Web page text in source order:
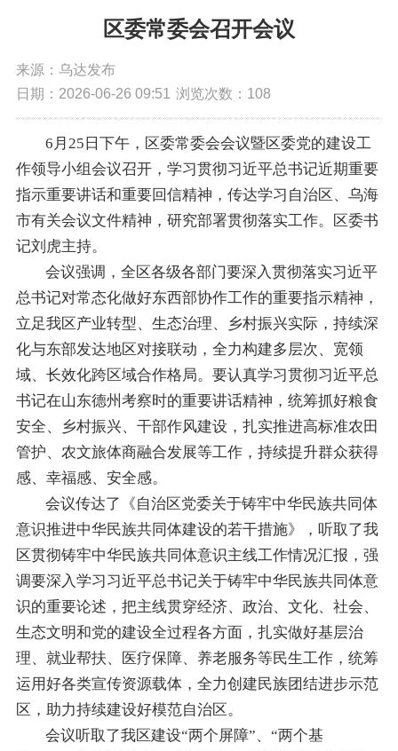
区委常委会召开会议
来源：乌达发布
日期：2026-06-26 09:51
浏览次数： 108
6月25日下午，区委常委会会议暨区委党的建设工
作领导小组会议召开，学习贯彻习近平总书记近期重要
指示重要讲话和重要回信精神，传达学习自治区、乌海
市有关会议文件精神，研究部署贯彻落实工作。区委书
记刘虎主持。
会议强调，全区各级各部门要深入贯彻落实习近平
总书记对常态化做好东西部协作工作的重要指示精神，
立足我区产业转型、生态治理、乡村振兴实际，持续深
化与东部发达地区对接联动，全力构建多层次、宽领
域、长效化跨区域合作格局。要认真学习贯彻习近平总
书记在山东德州考察时的重要讲话精神，统筹抓好粮食
安全、乡村振兴、干部作风建设，扎实推进高标准农田
管护、农文旅体商融合发展等工作，持续提升群众获得
感、幸福感、安全感。
会议传达了《自治区党委关于铸牢中华民族共同体
意识推进中华民族共同体建设的若干措施》，听取了我
区贯彻铸牢中华民族共同体意识主线工作情况汇报，强
调要深入学习习近平总书记关于铸牢中华民族共同体意
识的重要论述，把主线贯穿经济、政治、文化、社会、
生态文明和党的建设全过程各方面，扎实做好基层治
理、就业帮扶、医疗保障、养老服务等民生工作，统筹
运用好各类宣传资源载体，全力创建民族团结进步示范
区，助力持续建设好模范自治区。
会议听取了我区建设“两个屏障”、“两个基